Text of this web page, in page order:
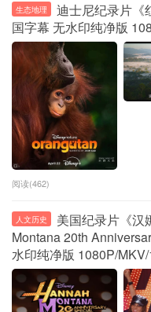
生态地理
迪士尼纪录片《
国字幕 无水印纯净版
阅读(462)
人文历史
美国纪录片《汉
Montana 20th
水印纯净版 1080P/